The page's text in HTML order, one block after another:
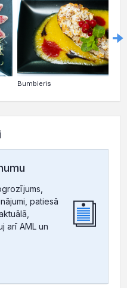
Bumbieris
patiesā
arī AML un